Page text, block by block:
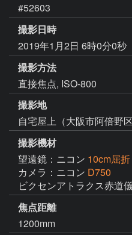
#52603
撮影日時
2019年1月2日 6時0分0秒
撮影方法
直接焦点, ISO-800
撮影地
自宅屋上（大阪市阿倍野区
撮影機材
望遠鏡：ニコン 10cm屈折
カメラ：ニコン D750
ビクセンアトラクス赤道
焦点距離
1200mm